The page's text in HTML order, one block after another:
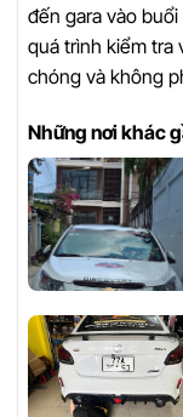
đến gara vào
quá trình kiểm tra
chóng và không
Những nơi khác